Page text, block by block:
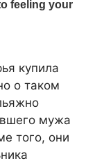
купила
о таком
мужа
того, они